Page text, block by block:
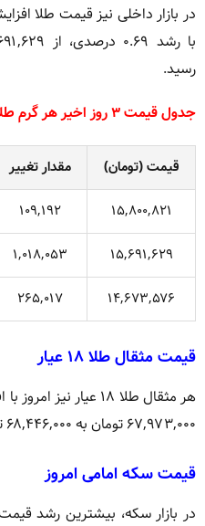
رسید.
جدول قیمت ۳ روز اخیر هر گرم طلا ۱۸ عیار
قیمت (تومان) مقدار تغییر
۱۵,۸۰۰,۸۲۱
۱۰۹,۱۹۲
۱۵,۶۹۱,۶۲۹
۱,۰۱۸,۰۵۳
۱۴,۶۷۳,۵۷۶
۲۶۵,۰۱۷
قیمت مثقال طلا ۱۸ عیار
۶۷,۹۷۳,۰۰۰ تومان به ۶۸,۴۴۶,۰۰۰ تومان رسید.
قیمت سکه امامی امروز
در بازار سکه، بیشترین رشد